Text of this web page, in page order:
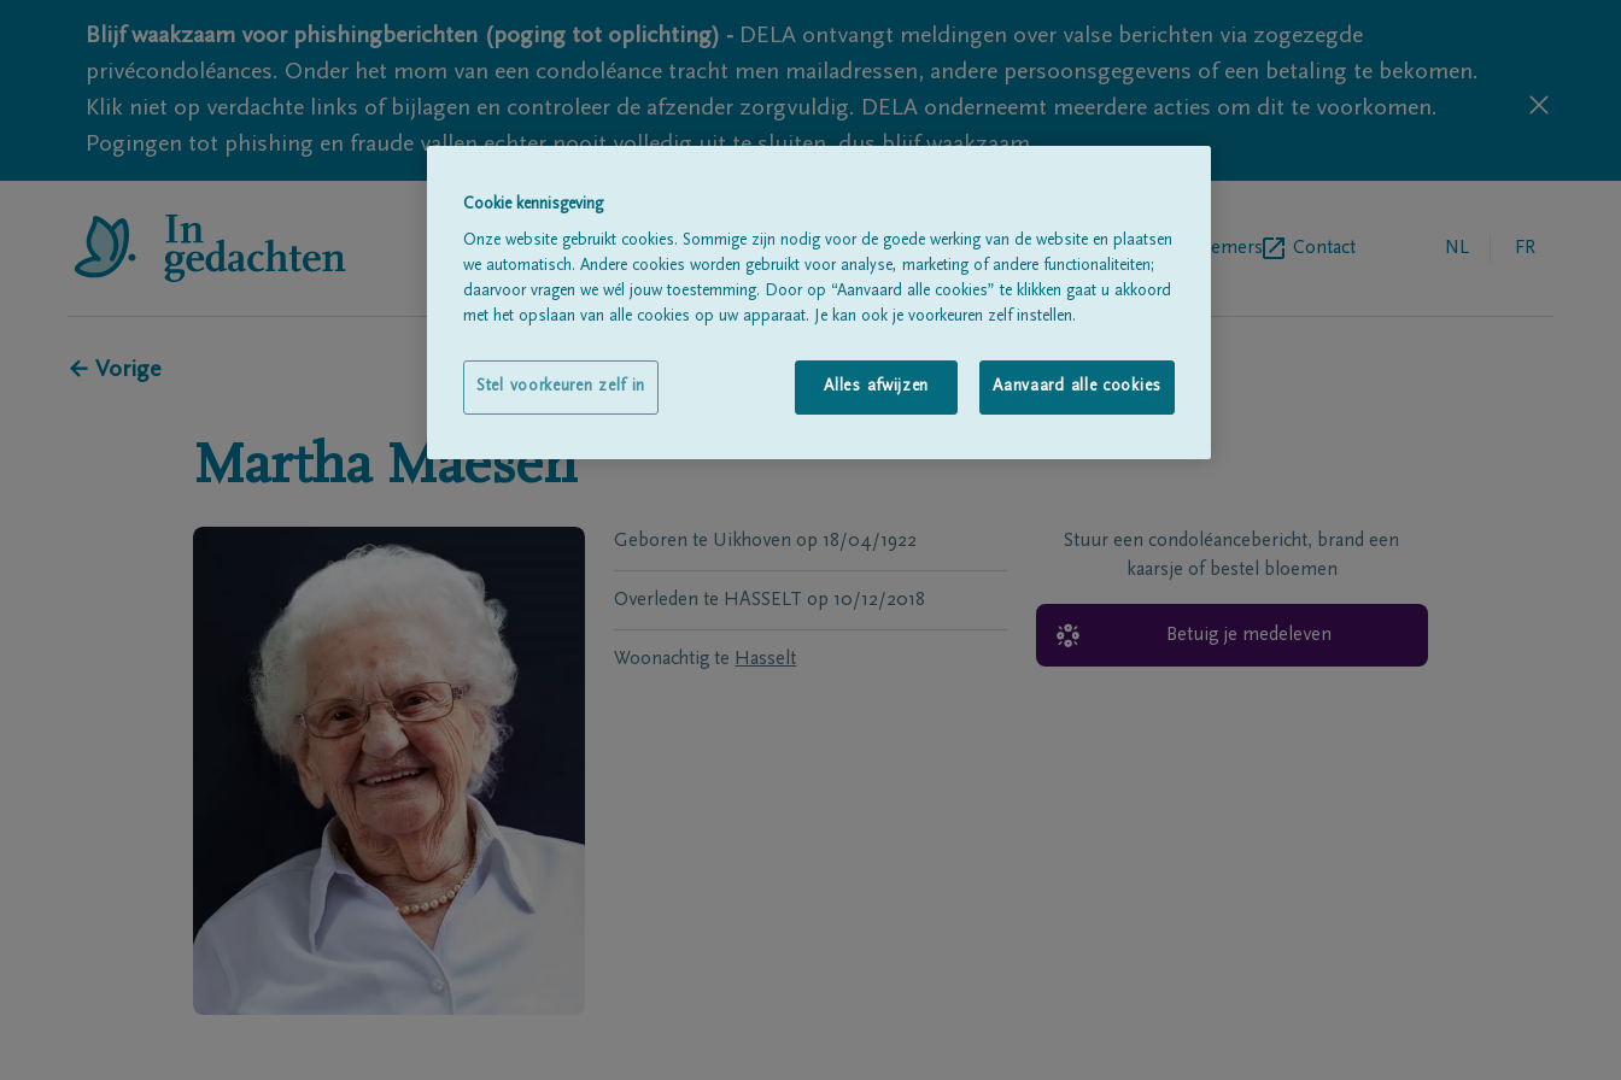
Blijf waakzaam voor phishingberichten (poging tot oplichting) - DELA ontvangt meldingen over valse berichten via zogezegde
privécondoléances. Onder het mom van een condoléance tracht men mailadressen, andere persoonsgegevens of een betaling te bekomen.
Klik niet op verdachte links of bijlagen en controleer de afzender zorgvuldig. DELA onderneemt meerdere acties om dit te voorkomen.
Pogingen tot phishing en fraude vallen echter nooit volledig uit te sluiten, dus blijf waakzaam.
Alle rouwberichtenOver onsBegrafenisondernemers Contact NL FR
← Vorige
Martha Maesen
Geboren te Uikhoven op 18/04/1922
Overleden te HASSELT op 10/12/2018
Woonachtig te Hasselt
Stuur een condoléancebericht, brand een
kaarsje of bestel bloemen
Betuig je medeleven
Cookie kennisgeving
Onze website gebruikt cookies. Sommige zijn nodig voor de goede werking van de website en plaatsen
we automatisch. Andere cookies worden gebruikt voor analyse, marketing of andere functionaliteiten;
daarvoor vragen we wél jouw toestemming. Door op “Aanvaard alle cookies” te klikken gaat u akkoord
met het opslaan van alle cookies op uw apparaat. Je kan ook je voorkeuren zelf instellen.
Alles afwijzen Aanvaard alle cookies
Stel voorkeuren zelf in